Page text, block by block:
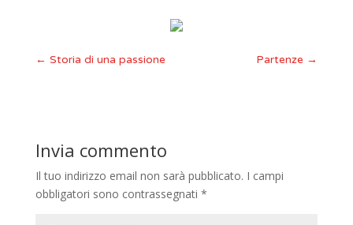
← Storia di una passione Partenze →
Invia commento
Il tuo indirizzo email non sarà pubblicato. I campi
obbligatori sono contrassegnati *